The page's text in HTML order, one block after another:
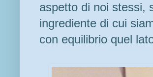
aspetto di noi stessi,
ingrediente di cui
con equilibrio quel